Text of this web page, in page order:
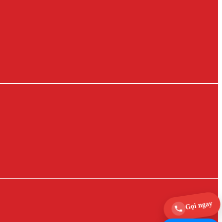
Gọi ngay